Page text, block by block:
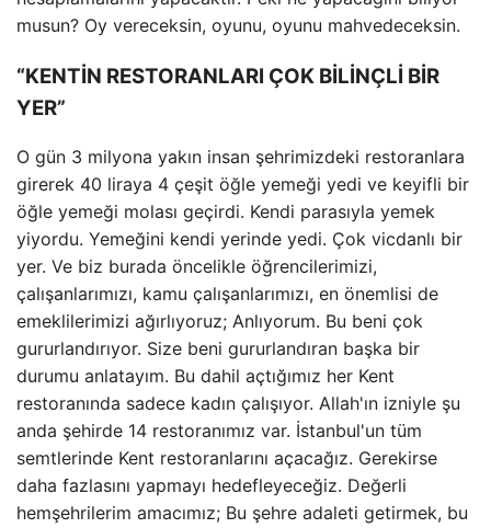
musun? Oy vereceksin, oyunu, oyunu mahvedeceksin.
“KENTİN RESTORANLARI ÇOK BİLİNÇLİ BİR
YER”
O gün 3 milyona yakın insan şehrimizdeki restoranlara
girerek 40 liraya 4 çeşit öğle yemeği yedi ve keyifli bir
öğle yemeği molası geçirdi. Kendi parasıyla yemek
yiyordu. Yemeğini kendi yerinde yedi. Çok vicdanlı bir
yer. Ve biz burada öncelikle öğrencilerimizi,
çalışanlarımızı, kamu çalışanlarımızı, en önemlisi de
emeklilerimizi ağırlıyoruz; Anlıyorum. Bu beni çok
gururlandırıyor. Size beni gururlandıran başka bir
durumu anlatayım. Bu dahil açtığımız her Kent
restoranında sadece kadın çalışıyor. Allah'ın izniyle şu
anda şehirde 14 restoranımız var. İstanbul'un tüm
semtlerinde Kent restoranlarını açacağız. Gerekirse
daha fazlasını yapmayı hedefleyeceğiz. Değerli
hemşehrilerim amacımız; Bu şehre adaleti getirmek, bu